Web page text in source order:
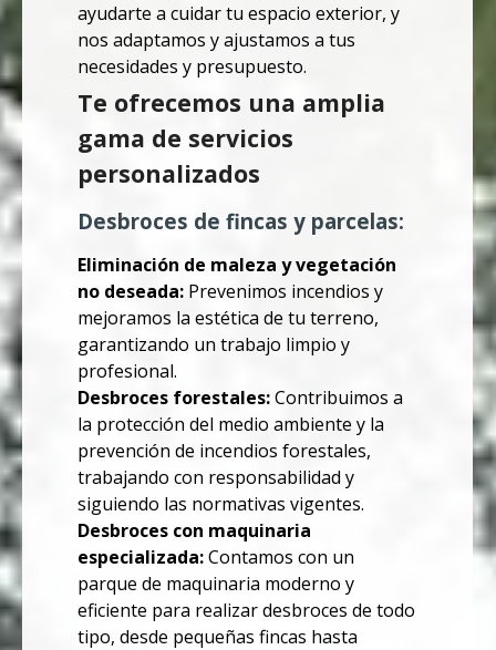
ayudarte a cuidar tu espacio exterior, y
nos adaptamos y ajustamos a tus
necesidades y presupuesto.
Te ofrecemos una amplia
gama de servicios
personalizados
Desbroces de fincas y parcelas:
Eliminación de maleza y vegetación
no deseada: Prevenimos incendios y
mejoramos la estética de tu terreno,
garantizando un trabajo limpio y
profesional.
Desbroces forestales:Contribuimos a
la protección del medio ambiente y la
prevención de incendios forestales,
trabajando con responsabilidad y
siguiendo las normativas vigentes.
Desbroces con maquinaria
especializada:Contamos con un
parque de maquinaria moderno y
eficiente para realizar desbroces de todo
tipo, desde pequeñas fincas hasta